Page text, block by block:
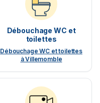
Débouchage WC et
toilettes
Débouchage WC et toilettes
à Villemomble